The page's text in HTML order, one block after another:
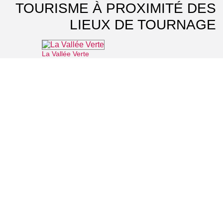
TOURISME À PROXIMITÉ DES
LIEUX DE TOURNAGE
La Vallée Verte